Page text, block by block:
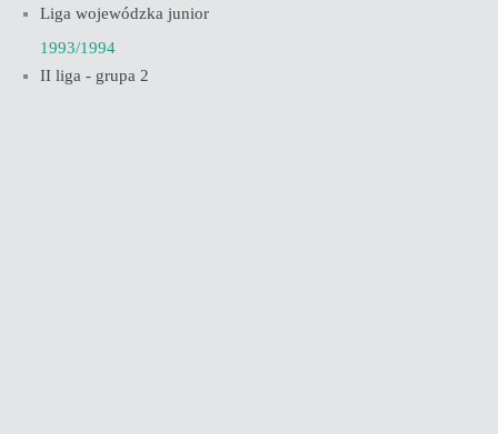
Liga wojewódzka junior
1993/1994
II liga - grupa 2